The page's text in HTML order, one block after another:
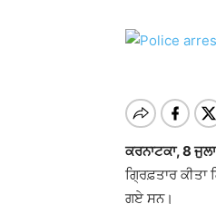
ਕਰਨਾਟਕਾ, 8
ਗ੍ਰਿਫ਼ਤਾਰ
ਗਏ ਸਨ।